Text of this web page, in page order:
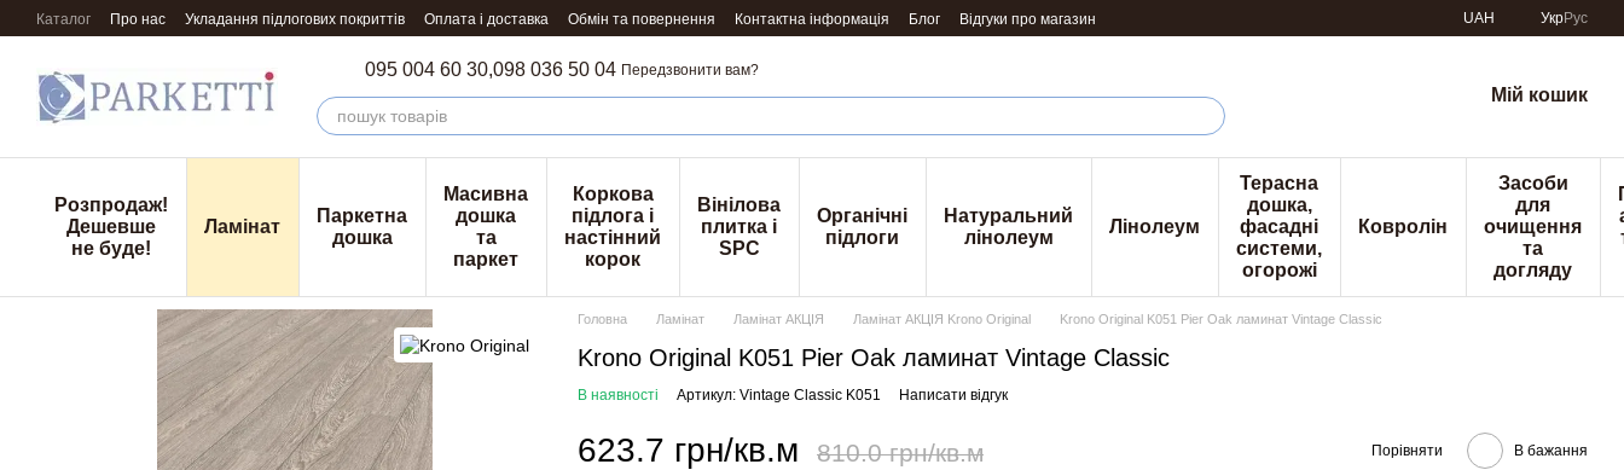
Перейти к основному контенту
Каталог Про нас Укладання підлогових покриттів Оплата і доставка Обмін та повернення Контактна інформація Блог Відгуки про магазин UAH УкрРус
095 004 60 30,098 036 50 04 Передзвонити вам?
Мій кошик
Розпродаж!
Дешевше
не буде!
Ламінат
Паркетна
дошка
Масивна
дошка
та
паркет
Коркова
підлога і
настінний
корок
Вінілова
плитка і
SPC
Органічні
підлоги
Натуральний
лінолеум
Лінолеум
Терасна
дошка,
фасадні
системи,
огорожі
Ковролін
Засоби
для
очищення
та
догляду
Головна Ламінат Ламінат АКЦІЯ Ламінат АКЦІЯ Krono Original Krono Original K051 Pier Oak ламинат Vintage Classic
Krono Original K051 Pier Oak ламинат Vintage Classic
В наявності Артикул: Vintage Classic K051 Написати відгук
623.7 грн/кв.м 810.0 грн/кв.м Порівняти В бажання